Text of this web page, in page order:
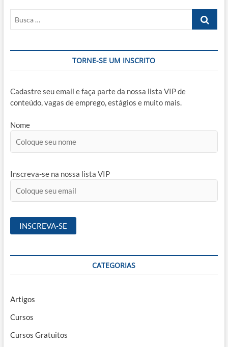
Busca
TORNE-SE UM INSCRITO
Cadastre seu email e faça parte da nossa lista VIP de
conteúdo, vagas de emprego, estágios e muito mais.
Nome
Inscreva-se na nossa lista VIP
CATEGORIAS
Artigos
Cursos
Cursos Gratuitos